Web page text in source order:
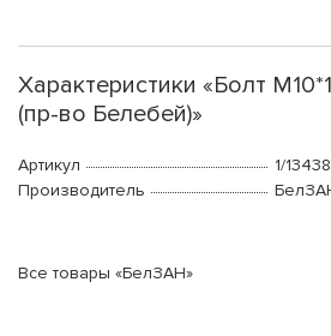
Характеристики «Болт
(пр-во Белебей)»
Артикул
1/
Производитель
Все товары «БелЗАН»